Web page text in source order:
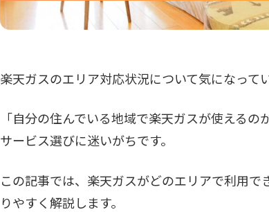
楽天ガスのエリア対応状況について気になって
「自分の住んでいる地域で楽天ガスが使える
サービス選びに迷いがちです。
この記事では、楽天ガスがどのエリアで利用
りやすく解説します。